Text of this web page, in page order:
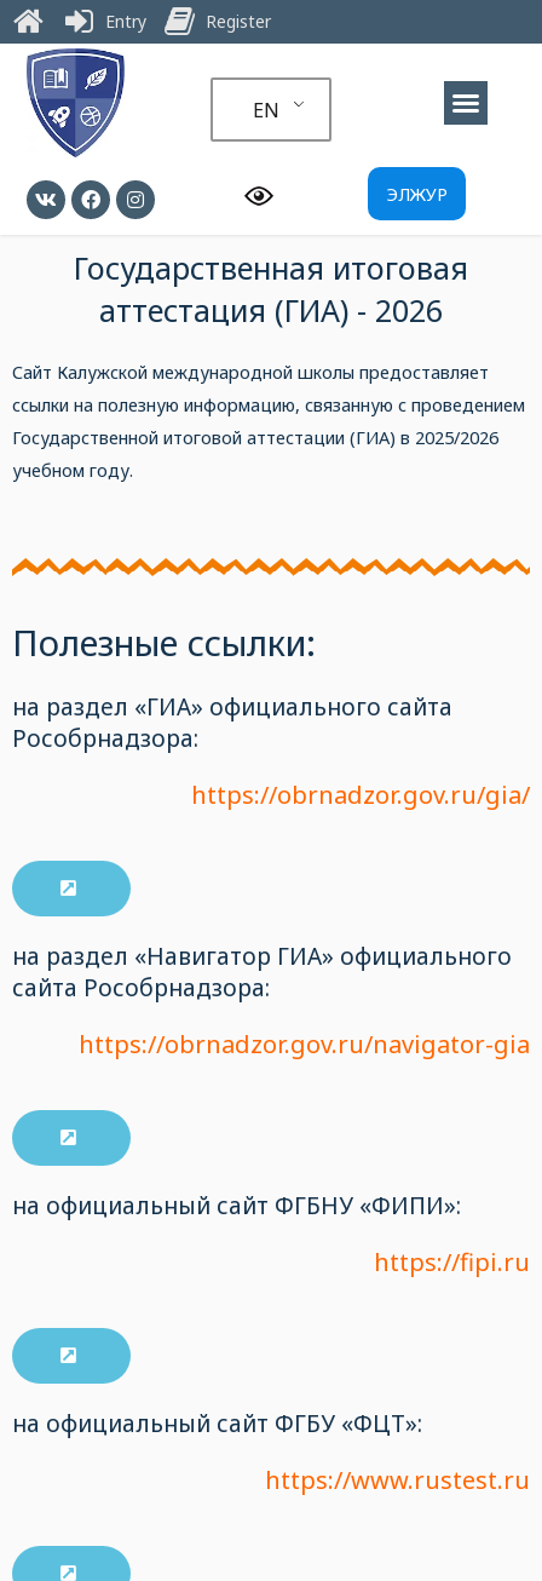
EN
ЭЛЖУР
Государственная итоговая
аттестация (ГИА) - 2026
Сайт Калужской международной школы предоставляет
ссылки на полезную информацию, связанную с проведением
Государственной итоговой аттестации (ГИА) в 2025/2026
учебном году.
Полезные ссылки:
на раздел «‎ГИА» официального сайта
Рособрнадзора:
https://obrnadzor.gov.ru/gia/
на раздел «Навигатор ГИА» официального
сайта Рособрнадзора:
https://obrnadzor.gov.ru/navigator-gia
на официальный сайт ФГБНУ «ФИПИ»:
https://fipi.ru
на официальный сайт ФГБУ «ФЦТ»:
https://www.rustest.ru
Entry Register